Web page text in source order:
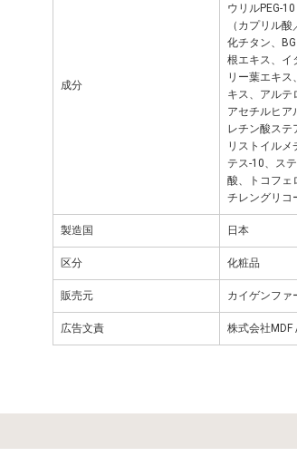
成分
ウリルPEG-
（カプリル
化チタン、
根エキス、イ
リー葉エキ
キス、アルテ
アセチルヒア
レチン酸ステ
リストイルメ
テス-10、ス
酸、トコフェ
チレングリコ
製造国 日本
区分 化粧品
販売元 カイゲンファ
広告文責 株式会社